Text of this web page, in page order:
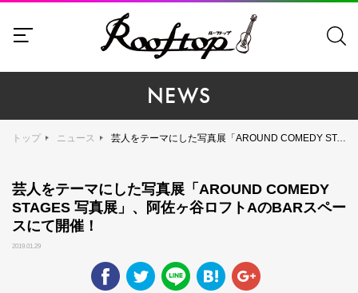
NEWS
トップ ニュース 芸人をテーマにした写真展「AROUND COMEDY STAGES 写真展」、阿佐ヶ谷ロフトAのBARスペースにて開催！
芸人をテーマにした写真展「AROUND COMEDY
STAGES 写真展」、阿佐ヶ谷ロフトAのBARスペー
スにて開催！
2019.01.29